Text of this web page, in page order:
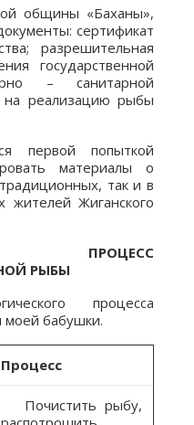
общины «Баханы»,
сертификат
разрешительная
государственной
– санитарной
на реализацию рыбы
первой попыткой
материалы о
так и в
жителей Жиганского
ПРОЦЕСС
РЫБЫ
процесса
моей бабушки.
Процесс
Почистить рыбу,